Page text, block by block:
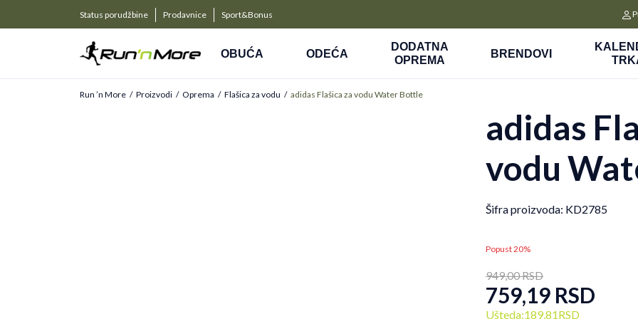
Status porudžbine Prodavnice Sport&Bonus
PLAĆANJE NA RATE
Kreditnim karticama BANCA INTESA platite na 9 rata
OBUĆA ODEĆA
DODATNA
OPREMA
BRENDOVI
Run ’n More Proizvodi Oprema Flašica za vodu adidas Flašica za vodu Water Bottle
adidas
vodu
Šifra proizvoda: KD2785
Popust 20%
949,00RSD
759,19 RSD
Ušteda:189,81RSD